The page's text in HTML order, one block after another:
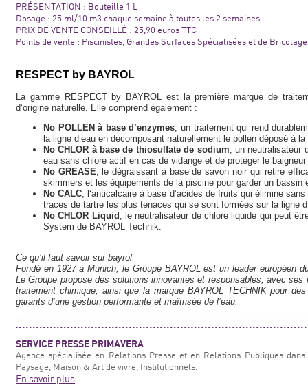
PRÉSENTATION : Bouteille 1 L
Dosage : 25 ml/10 m3 chaque semaine à toutes les 2 semaines
PRIX DE VENTE CONSEILLÉ : 25,90 euros TTC
Points de vente : Piscinistes, Grandes Surfaces Spécialisées et de Bricolage
RESPECT by BAYROL
La gamme RESPECT by BAYROL est la première marque de
d‘origine naturelle. Elle comprend également :
No POLLEN à base d’enzymes, un traitement qui rend
la ligne d’eau en décomposant naturellement le pollen déposé à la
No CHLOR à base de thiosulfate de sodium, un neutralisateur
eau sans chlore actif en cas de vidange et de protéger le
No GREASE, le dégraissant à base de savon noir qui retire
skimmers et les équipements de la piscine pour garder un bassin
No CALC, l‘anticalcaire à base d’acides de fruits qui élimine
traces de tartre les plus tenaces qui se sont formées sur la ligne
No CHLOR Liquid , le neutralisateur de chlore liquide qui peut
System de BAYROL Technik.
Ce qu’il faut savoir sur bayrol
Fondé en 1927 à Munich, le Groupe BAYROL est un leader européen
Le Groupe propose des solutions innovantes et responsables, avec
traitement chimique, ainsi que la marque BAYROL TECHNIK pour
garants d’une gestion performante et maîtrisée de l’eau.
SERVICE PRESSE PRIMAVERA
Agence spécialisée en Relations Presse et en Relations Publiques
Paysage, Maison & Art de vivre, Institutionnels.
En savoir plus